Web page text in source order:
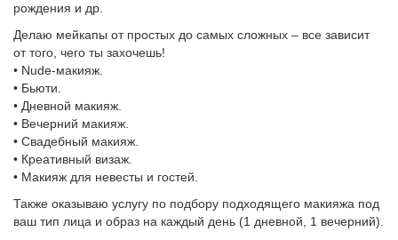
рождения и др.
Делаю мейкапы от простых до самых сложных – все зависит
от того, чего ты захочешь!
• Nude-макияж.
• Бьюти.
• Дневной макияж.
• Вечерний макияж.
• Свадебный макияж.
• Креативный визаж.
• Макияж для невесты и гостей.
Также оказываю услугу по подбору подходящего макияжа под
ваш тип лица и образ на каждый день (1 дневной, 1 вечерний).